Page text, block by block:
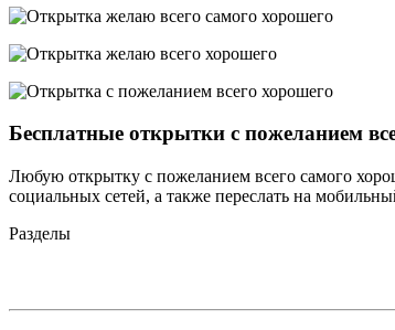
Бесплатные открытки с пожеланием
Любую открытку с пожеланием всего самого
социальных сетей, а также переслать на
Разделы